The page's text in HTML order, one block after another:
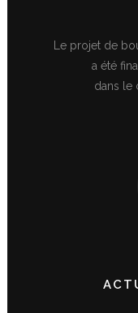
Le projet de
a été
dans le